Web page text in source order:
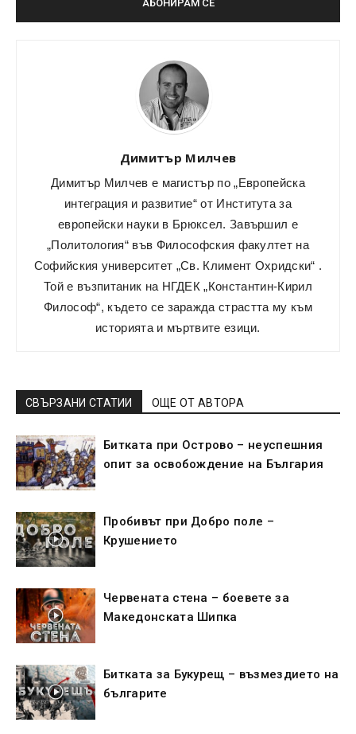
Димитър Милчев
Димитър Милчев е магистър по „Европейска
интеграция и развитие“ от Института за
европейски науки в Брюксел. Завършил е
„Политология“ във Философския факултет на
Софийския университет „Св. Климент Охридски“ .
Той е възпитаник на НГДЕК „Константин-Кирил
Философ“, където се заражда страстта му към
историята и мъртвите езици.
СВЪРЗАНИ СТАТИИ ОЩЕ ОТ АВТОРА
Битката при Острово – неуспешния
опит за освобождение на България
Пробивът при Добро поле –
Крушението
Червената стена – боевете за
Македонската Шипка
Битката за Букурещ – възмездието на
българите